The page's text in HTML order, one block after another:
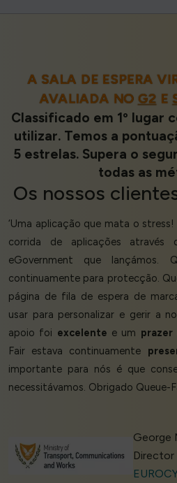
A SALA DE ESPERA
AVALIADA NO G2 E
Classificado em 1º lugar
utilizar. Temos a
5 estrelas. Supera o
todas as
Os nossos
‘Uma aplicação que mata o
corrida de aplicações
eGovernment que lançámos.
continuamente para protecção.
página de fila de espera de
usar para personalizar e gerir a
apoio foi excelente e um prazer
Fair estava continuamente
importante para nós é que
necessitávamos. Obrigado Queue-
George